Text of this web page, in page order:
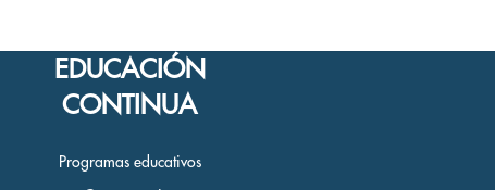
EDUCACIÓN
CONTINUA
Programas educativos